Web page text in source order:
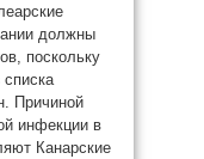
должны
поскольку
Причиной
инфекции в
Канарские